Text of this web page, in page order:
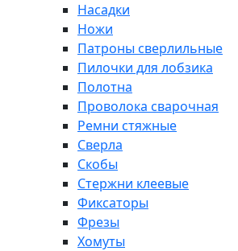
Насадки
Ножи
Патроны сверлильные
Пилочки для лобзика
Полотна
Проволока сварочная
Ремни стяжные
Сверла
Скобы
Стержни клеевые
Фиксаторы
Фрезы
Хомуты